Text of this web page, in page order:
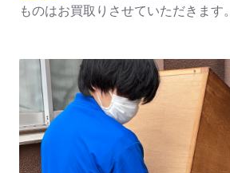
ものはお買取りさせていただきます。